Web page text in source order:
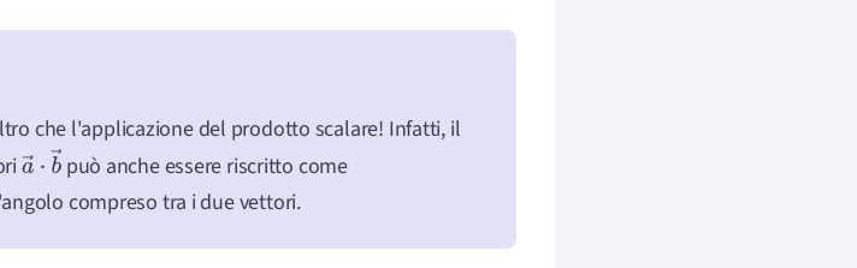
che l'applicazione del prodotto scalare! Infatti, il
a→ ⋅
b→
può anche essere riscritto come
compreso tra i due vettori.